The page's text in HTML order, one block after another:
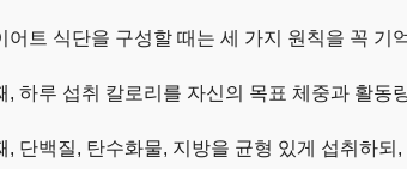
어트 식단을 구성할 때는 세 가지 원칙을 꼭 기
, 하루 섭취 칼로리를 자신의 목표 체중과 활동
, 단백질, 탄수화물, 지방을 균형 있게 섭취하되